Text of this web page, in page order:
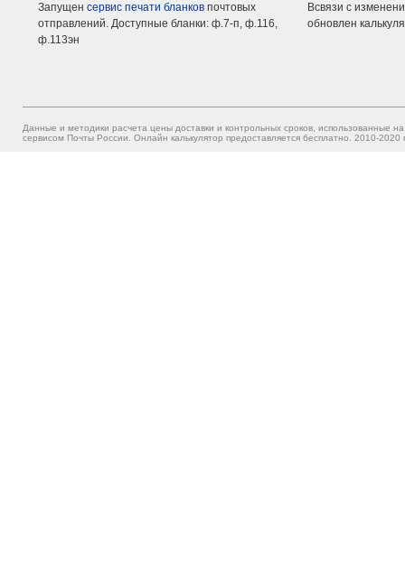
Запущен сервис печати бланков почтовых
отправлений. Доступные бланки: ф.7-п, ф.116,
ф.113эн
Всвязи с
обновлен
Данные и методики расчета цены доставки и контрольных сроков, использованные
сервисом Почты России. Онлайн калькулятор предоставляется бесплатно. 2010-2020